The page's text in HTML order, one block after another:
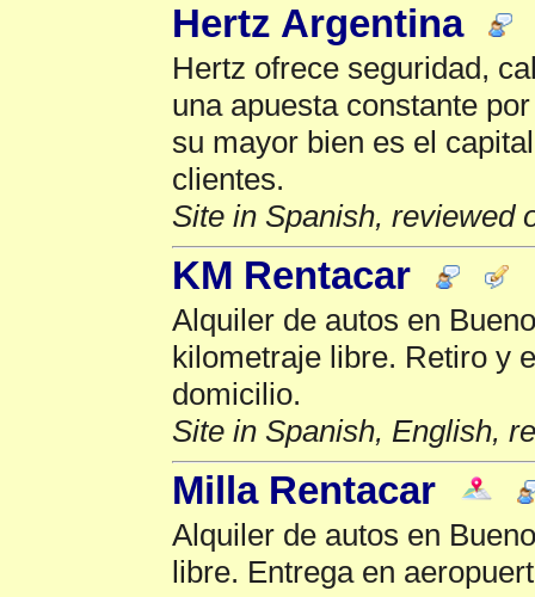
Hertz Argentina
Hertz ofrece seguridad,
una apuesta constante
su mayor bien es el
clientes.
Site in Spanish, reviewed
KM Rentacar
Alquiler de autos en
kilometraje libre. Retiro y
domicilio.
Site in Spanish, English,
Milla Rentacar
Alquiler de autos en
libre. Entrega en